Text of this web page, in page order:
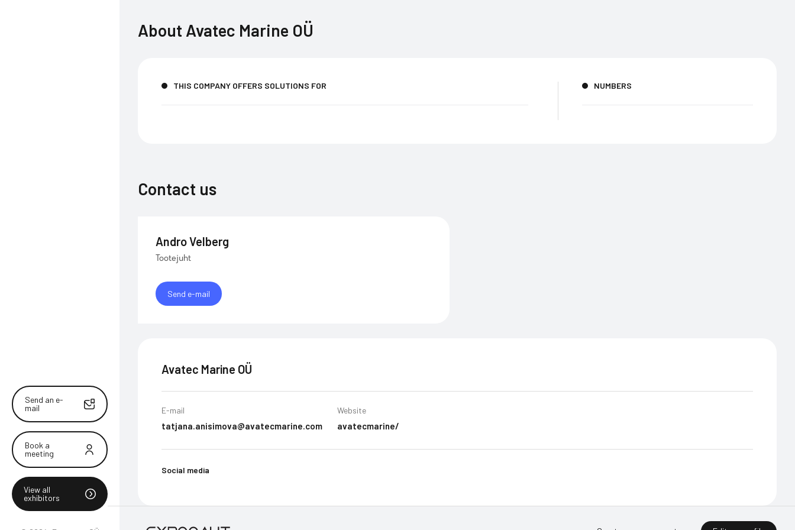
Send an e-
mail
Book a
meeting
View all
exhibitors
About Avatec Marine OÜ
THIS COMPANY OFFERS SOLUTIONS FOR NUMBERS
Contact us
Andro Velberg
Tootejuht
Send e-mail
Avatec Marine OÜ
E-mail
tatjana.anisimova@avatecmarine.com
Website
avatecmarine/
Social media